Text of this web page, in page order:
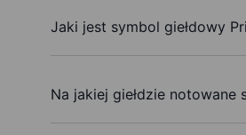
Jaki jest symbol giełdowy
Na jakiej giełdzie notowane